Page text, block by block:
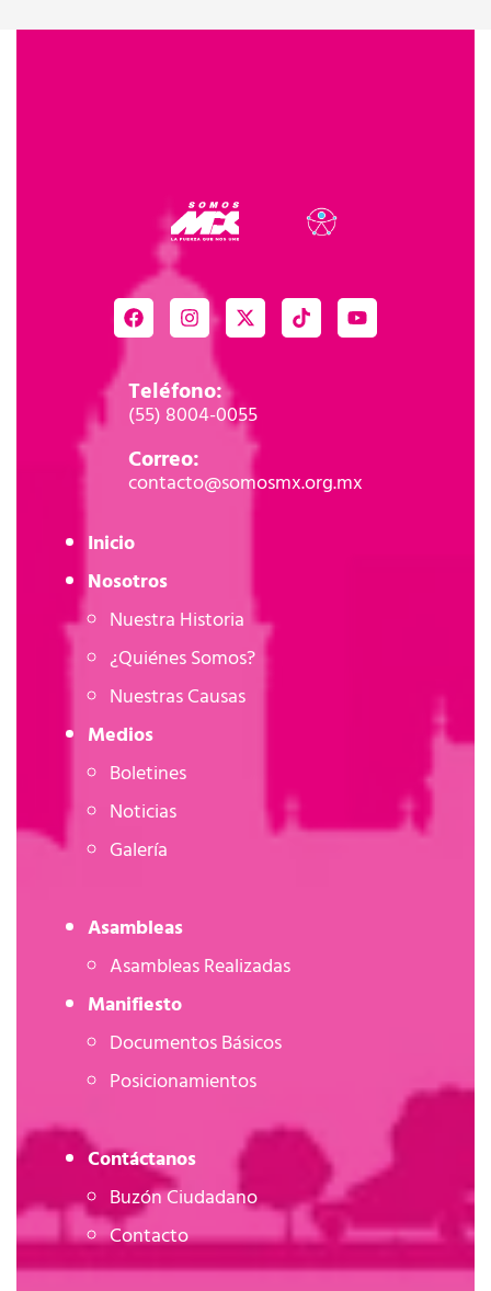
Teléfono:
(55) 8004-0055
Correo:
contacto@somosmx.org.mx
Inicio
Nosotros
Nuestra Historia
¿Quiénes Somos?
Nuestras Causas
Medios
Boletines
Noticias
Galería
Asambleas
Asambleas Realizadas
Manifiesto
Documentos Básicos
Posicionamientos
Contáctanos
Buzón Ciudadano
Contacto